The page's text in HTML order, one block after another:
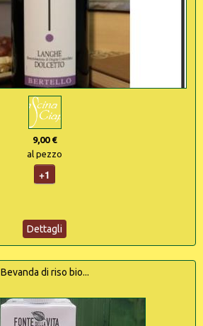
9,00 €
al pezzo
+1
Dettagli
Bevanda di riso bio...